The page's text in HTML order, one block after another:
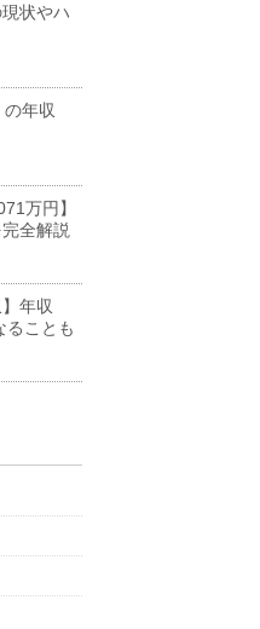
状やハ
年収
万円】
全解説
年収
ることも